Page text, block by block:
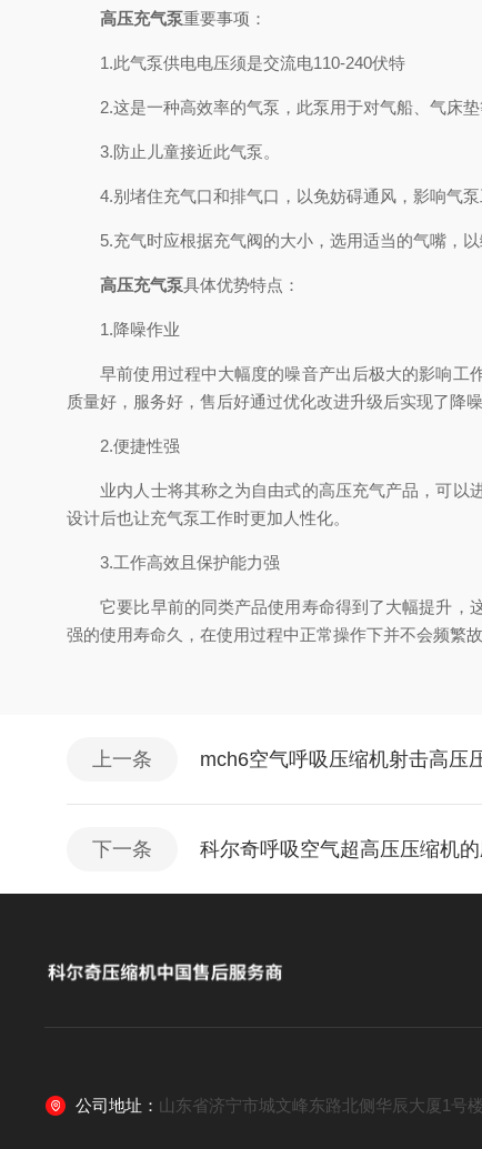
高压充气泵重要事项：
1.此气泵供电电压须是交流电110-240伏特
2.这是一种高效率的气泵，此泵用于对气船、气床垫
3.防止儿童接近此气泵。
4.别堵住充气口和排气口，以免妨碍通风，影响气泵
5.充气时应根据充气阀的大小，选用适当的气嘴，以
高压充气泵具体优势特点：
1.降噪作业
早前使用过程中大幅度的噪音产出后极大的影响工作
质量好，服务好，售后好通过优化改进升级后实现了降
2.便捷性强
业内人士将其称之为自由式的高压充气产品，可以进
设计后也让充气泵工作时更加人性化。
3.工作高效且保护能力强
它要比早前的同类产品使用寿命得到了大幅提升，这
强的使用寿命久，在使用过程中正常操作下并不会频繁故
上一条 mch6空气呼吸压缩机射击高压
下一条 科尔奇呼吸空气超高压压缩机
公司地址： 山东省济宁市城文峰东路北侧华辰大厦1号